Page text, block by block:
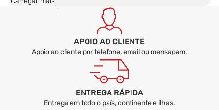
O colchão reduz a transferência de movimentos?
O colchão pode ser utilizado dos dois lados?
Como deve ser feita a limpeza e manutenção do
APOIO AO CLIENTE
Apoio ao cliente por telefone, email ou mensagem.
ENTREGA RÁPIDA
Entrega em todo o país, continente e ilhas.